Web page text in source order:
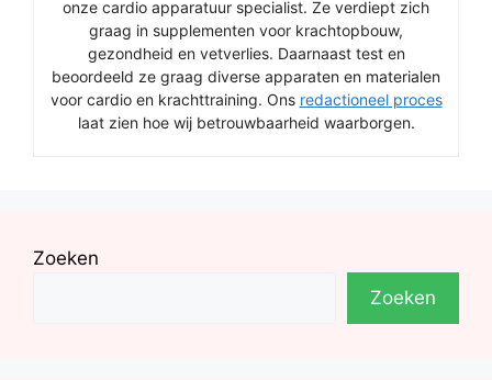
onze cardio apparatuur specialist. Ze verdiept zich
graag in supplementen voor krachtopbouw,
gezondheid en vetverlies. Daarnaast test en
beoordeeld ze graag diverse apparaten en materialen
voor cardio en krachttraining. Ons redactioneel proces
laat zien hoe wij betrouwbaarheid waarborgen.
Zoeken
Zoeken